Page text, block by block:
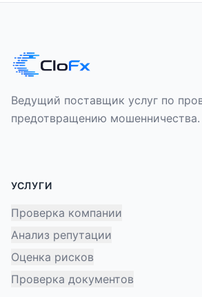
Ведущий поставщик услуг по
предотвращению мошенничества.
УСЛУГИ
Проверка компании
Анализ репутации
Оценка рисков
Проверка документов